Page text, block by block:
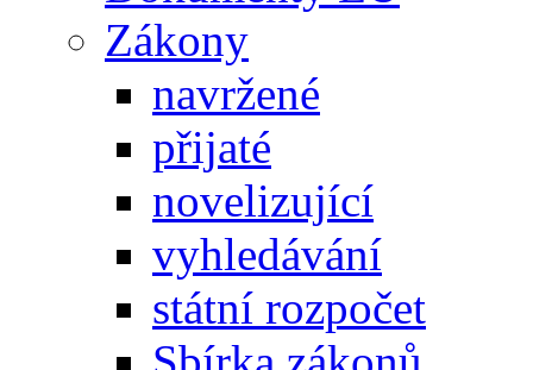
Zákony
navržené
přijaté
novelizující
vyhledávání
státní rozpočet